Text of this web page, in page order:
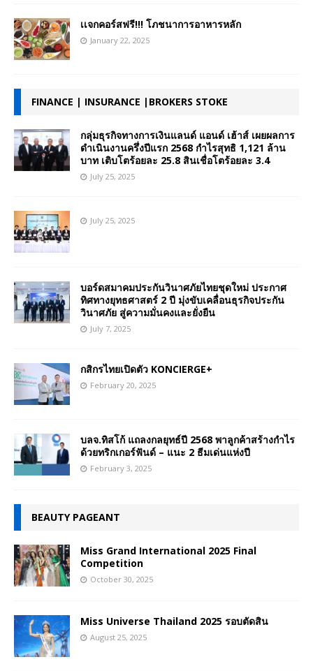
เเจกคอร์สฟรี!!! โภชนาการอาหารหลัก
January 22, 2025
FINANCE | INSURANCE |BROKERS STOKE
กลุ่มธุรกิจทางการเงินแลนด์ แอนด์ เฮ้าส์ เผยผลการ
ดำเนินงานครึ่งปีแรก 2568 กำไรสุทธิ 1,121 ล้าน
บาท เติบโตร้อยละ 25.8 สินเชื่อโตร้อยละ 3.4
July 25, 2025
July 25, 2025
บอร์ดสมาคมประกันวินาศภัยไทยชุดใหม่ ประกาศ
ทิศทางยุทธศาสตร์ 2 ปี มุ่งขับเคลื่อนธุรกิจประกัน
วินาศภัย สู่ความมั่นคงและยั่งยืน
July 7, 2025
กสิกรไทยเปิดตัว KONCIERGE+
February 20, 2025
บลจ.ทิสโก้ แถลงกลยุทธ์ปี 2568 พาลูกค้าสร้างกำไร
ด้วยทริกเกอร์ฟันด์ – แนะ 2 ธีมเด่นแห่งปี
February 3, 2025
BEAUTY PAGEANT
Miss Grand International 2025 Final
Competition
October 30, 2025
Miss Universe Thailand 2025 รอบตัดสิน
August 25, 2025